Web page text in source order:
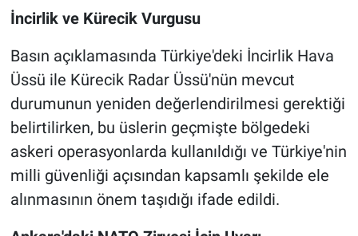
uyanacak”
İncirlik ve Kürecik Vurgusu
Basın açıklamasında Türkiye'deki İncirlik Hava
Üssü ile Kürecik Radar Üssü'nün mevcut
durumunun yeniden değerlendirilmesi gerektiği
belirtilirken, bu üslerin geçmişte bölgedeki
askeri operasyonlarda kullanıldığı ve Türkiye'nin
milli güvenliği açısından kapsamlı şekilde ele
alınmasının önem taşıdığı ifade edildi.